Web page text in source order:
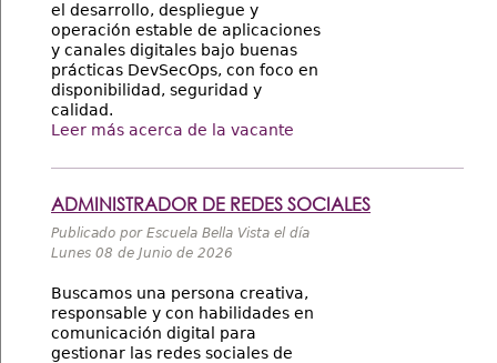
el desarrollo, despliegue y
operación estable de aplicaciones
y canales digitales bajo buenas
prácticas DevSecOps, con foco en
disponibilidad, seguridad y
calidad.
Leer más acerca de la vacante
ADMINISTRADOR DE REDES SOCIALES
Publicado por Escuela Bella Vista el día
Lunes 08 de Junio de 2026
Buscamos una persona creativa,
responsable y con habilidades en
comunicación digital para
gestionar las redes sociales de